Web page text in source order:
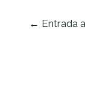
Navegación
← Entrada